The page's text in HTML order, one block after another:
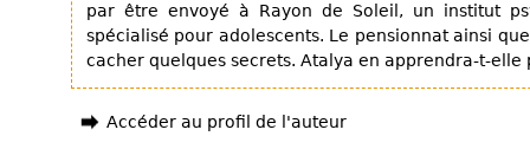
par être envoyé à Rayon de Soleil, un institut
spécialisé pour adolescents. Le pensionnat ainsi
cacher quelques secrets. Atalya en apprendra-t-elle
Accéder au profil de l'auteur